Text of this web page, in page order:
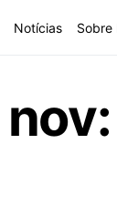
Notícias Sobre